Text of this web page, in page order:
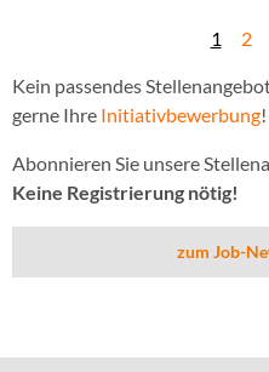
1 2
Kein passendes
gerne Ihre Initiativbewerbung!
Abonnieren Sie unsere
Keine Registrierung nötig!
zum Job-